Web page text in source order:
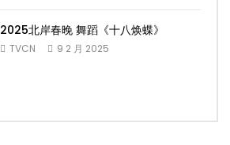
2025北岸春晚 舞蹈《十八焕蝶》
TVCN 9 2 月 2025